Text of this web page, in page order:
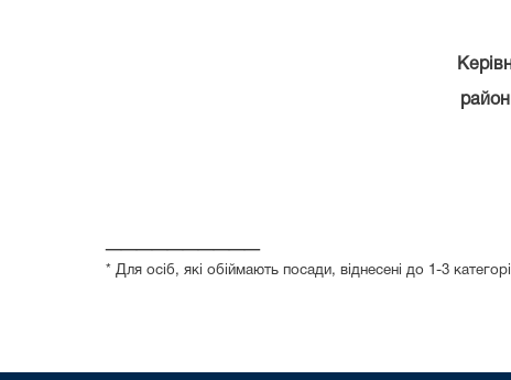
* Для осіб, які обіймають посади, віднесені до 1-3